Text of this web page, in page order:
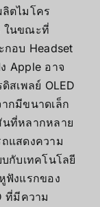
ตไมโคร
ในขณะที่
กอบ Headset
Apple อาจ
สเพลย์ OLED
กมีขนาดเล็ก
นที่หลากหลาย
แสดงความ
กับเทคโนโลยี
ฟังแรกของ
ที่มีความ